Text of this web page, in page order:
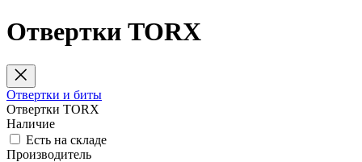
Отвертки TORX
Отвертки и биты
Отвертки TORX
Наличие
Есть на складе
Производитель